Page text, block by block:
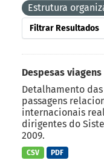
Estrutura
Filtrar Resultados
Despesas viagens
Detalhamento
passagens
internacionais
dirigentes do
2009.
CSV PDF